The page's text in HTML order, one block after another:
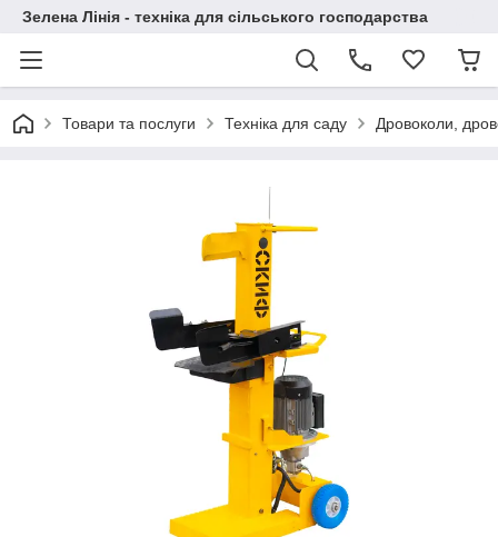
Зелена Лінія - техніка для сільського господарства
Товари та послуги Техніка для саду Дровоколи,